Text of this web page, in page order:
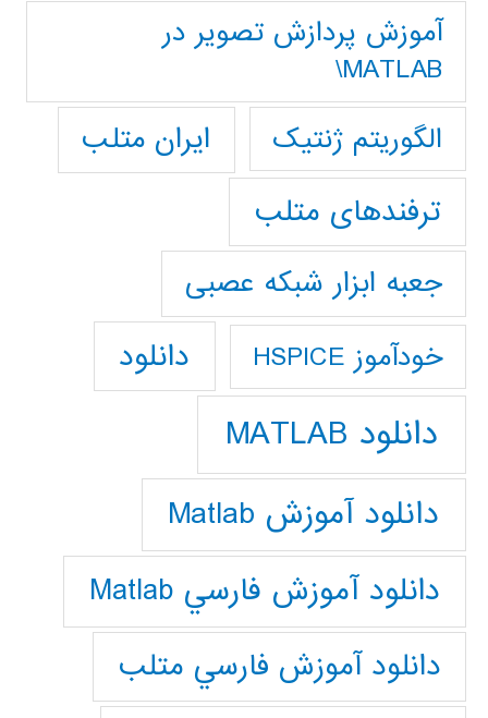
آموزش پردازش تصوير در
MATLAB\
الگوریتم ژنتیک
ایران متلب
ترفندهای متلب
جعبه ابزار شبکه عصبی
خودآموز HSPICE دانلود
دانلود MATLAB
دانلود آموزش Matlab
دانلود آموزش فارسي Matlab
دانلود آموزش فارسي متلب